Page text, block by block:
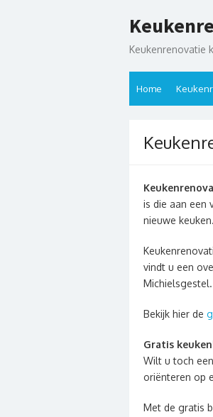
naar
inhoud
Keukenrenovatie
Home
is die aan een
nieuwe keuken.
vindt u een
Michielsgestel.
Bekijk hier de
Gratis
Wilt u toch
oriënteren op
Met de gratis